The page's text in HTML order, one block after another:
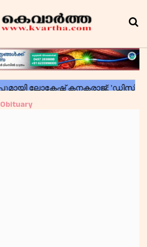
Obituary